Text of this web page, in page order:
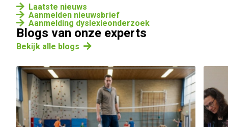
Laatste nieuws
Aanmelden nieuwsbrief
Aanmelding dyslexieonderzoek
Blogs van onze experts
Bekijk alle blogs